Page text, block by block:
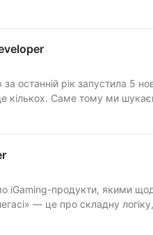
кількох. Саме тому ми
iGaming-продукти, якими
— це про складну